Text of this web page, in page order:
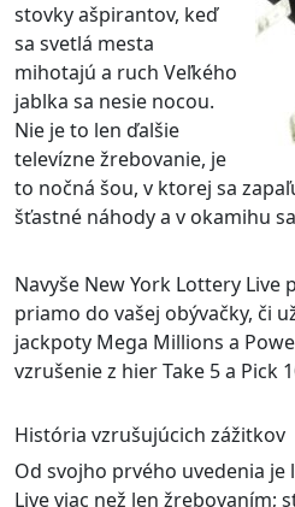
stovky ašpirantov, keď
sa svetlá mesta
mihotajú a ruch Veľkého
jablka sa nesie nocou.
Nie je to len ďalšie
televízne žrebovanie, je
to nočná šou, v ktorej sa
šťastné náhody a v okamihu
Navyše New York Lottery Live
priamo do vašej obývačky, či
jackpoty Mega Millions a
vzrušenie z hier Take 5 a Pick
História vzrušujúcich zážitkov
Od svojho prvého uvedenia
Live viac než len žrebovaním;